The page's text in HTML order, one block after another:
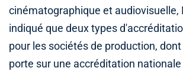
cinématographique et audiovisuelle,
indiqué que deux types
pour les sociétés de production,
porte sur une accréditation